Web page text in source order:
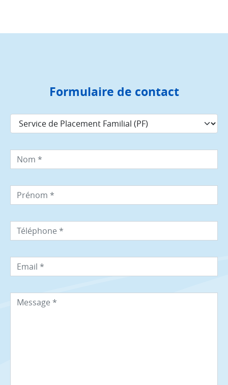
Formulaire de contact